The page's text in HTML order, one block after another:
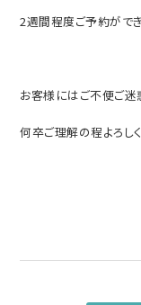
2週間程度ご予約ができ
お客様にはご不便ご迷
何卒ご理解の程よろし